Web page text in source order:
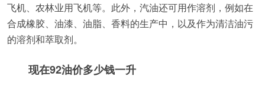
飞机、农林业用飞机等。此外，汽油还可用作溶剂，例如在
合成橡胶、油漆、油脂、香料的生产中，以及作为清洁油污
的溶剂和萃取剂。
现在92油价多少钱一升